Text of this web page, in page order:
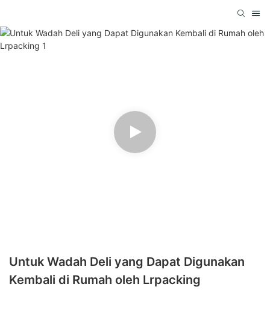
Untuk Wadah Deli yang Dapat Digunakan
Kembali di Rumah oleh Lrpacking